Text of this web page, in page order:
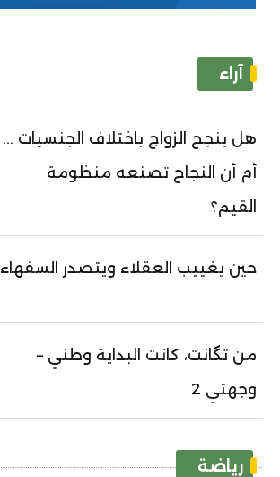
آراء
هل ينجح الزواج باختلاف الجنسيات ...
أم أن النجاح تصنعه منظومة
القيم؟
حين يغييب العقلاء ويتصدر السفهاء
من تگانت، كانت البداية وطني –
وجهتي 2
رياضة